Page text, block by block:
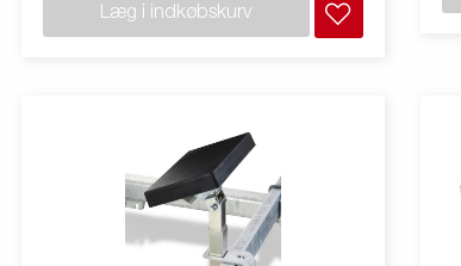
Læg i indkøbskurv